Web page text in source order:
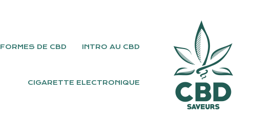
INTRO AU CBD
FORMES DE CBD
CIGARETTE ELECTRONIQUE